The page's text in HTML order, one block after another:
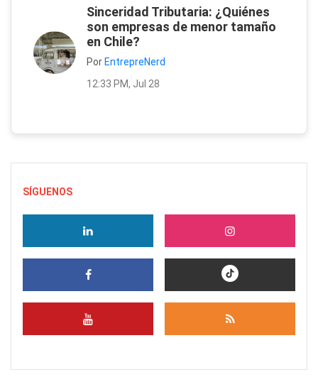
Sinceridad Tributaria: ¿Quiénes
son empresas de menor tamaño
en Chile?
Por EntrepreNerd
12:33 PM, Jul 28
SÍGUENOS